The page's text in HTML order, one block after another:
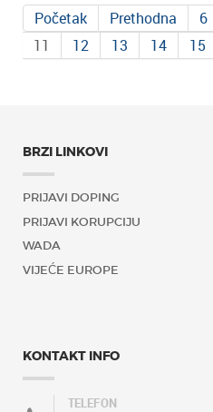
Početak
Prethodna 6
11
12 13 14 15
BRZI LINKOVI
PRIJAVI DOPING
PRIJAVI KORUPCIJU
WADA
VIJEĆE EUROPE
KONTAKT INFO
TELEFON